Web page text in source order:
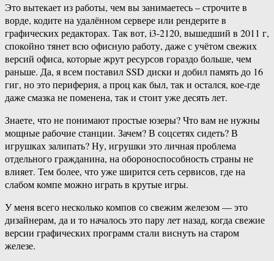
Это вытекает из работы, чем вы занимаетесь – строчите в
ворде, кодите на удалённом сервере или рендерите в
графических редакторах. Так вот, i3-2120, вышедший в 2011 г,
спокойно тянет всю офисную работу, даже с учётом свежих
версий офиса, которые жрут ресурсов гораздо больше, чем
раньше. Да, я всем поставил SSD диски и добил память до 16
гиг, но это периферия, а проц как был, так и остался, кое-где
даже смазка не поменена, так и стоит уже десять лет.
Знаете, что не понимают простые юзеры? Что вам не нужны
мощные рабочие станции. Зачем? В соцсетях сидеть? В
игрушках залипать? Ну, игрушки это личная проблема
отдельного гражданина, на обороноспособность страны не
влияет. Тем более, что уже ширится сеть сервисов, где на
слабом компе можно играть в крутые игры.
У меня всего несколько компов со свежим железом — это
дизайнерам, да и то началось это пару лет назад, когда свежие
версии графических программ стали виснуть на старом
железе.